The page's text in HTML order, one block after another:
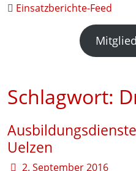
Einsatzberichte-Feed
Schlagwort:
Uelzen
2. September 2016